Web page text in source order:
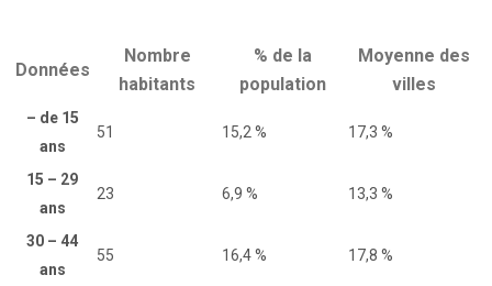
Données
Nombre
habitants
% de la
population
Moyenne des
villes
– de 15
ans
51 15,2 % 17,3 %
15 – 29
ans
23 6,9 % 13,3 %
30 – 44
ans
55 16,4 % 17,8 %